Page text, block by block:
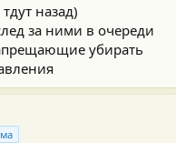
назад)
за ними в очереди
убирать